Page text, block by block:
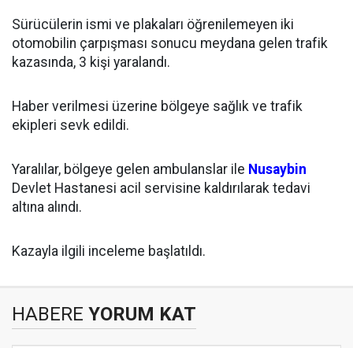
Sürücülerin ismi ve plakaları öğrenilemeyen iki
otomobilin çarpışması sonucu meydana gelen trafik
kazasında, 3 kişi yaralandı.
Haber verilmesi üzerine bölgeye sağlık ve trafik
ekipleri sevk edildi.
Yaralılar, bölgeye gelen ambulanslar ile Nusaybin
Devlet Hastanesi acil servisine kaldırılarak tedavi
altına alındı.
Kazayla ilgili inceleme başlatıldı.
HABERE YORUM KAT